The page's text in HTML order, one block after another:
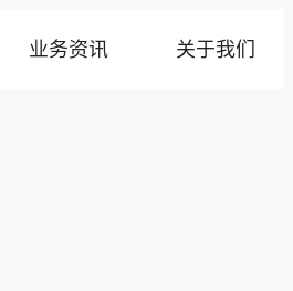
业务资讯 关于我们